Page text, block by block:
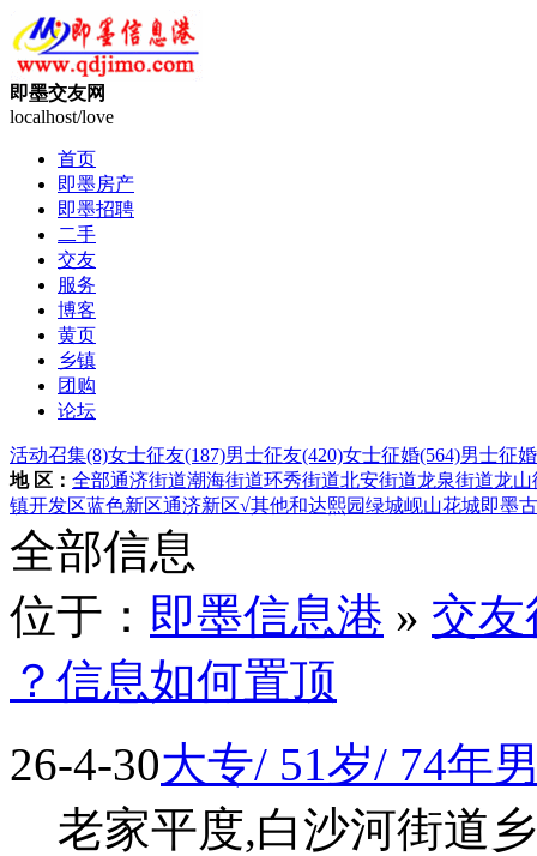
即墨交友网
localhost/love
首页
即墨房产
即墨招聘
二手
交友
服务
博客
黄页
乡镇
团购
论坛
活动召集(8)女士征友(187)男士征友(420)女士征婚(564)男士征婚
地 区： 全部通济街道潮海街道环秀街道北安街道龙泉街道龙山
镇开发区蓝色新区通济新区√其他和达熙园绿城岘山花城即墨
全部信息
位于： 即墨信息港 » 交
？信息如何置顶
26-4-30大专/ 51岁/ 74年
老家平度,白沙河街道